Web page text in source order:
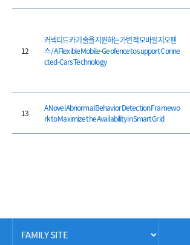
12
커넥티드 카 기술을 지원하는 가변적 모바일 지오펜
스 / A Flexible Mobile-Geofence to support Conne
cted-Cars Technology
13
A Novel Abnormal Behavior Detection Framewo
rk to Maximize the Availability in Smart Grid